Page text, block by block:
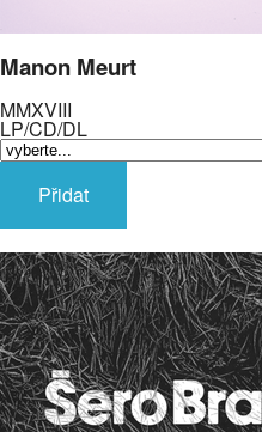
Manon Meurt
MMXVIII
LP/CD/DL
Přidat